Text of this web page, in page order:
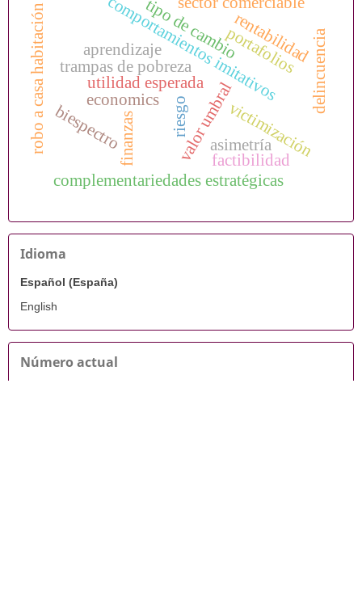
economics
finanzas
c
o
m
p
o
r
t
a
m
i
e
n
t
o
s
i
m
i
t
a
t
i
v
o
s
trampas de pobreza
complementariedades estratégicas
valor umbral
utilidad esperada
t
i
p
od
e
c
a
m
b
i
o
riesgo
portafolios
victimización
robo a casa habitación biespectro asimetría
factibilidad
rentabilidad
aprendizaje delincuencia
Idioma
Español (España)
English
Número actual